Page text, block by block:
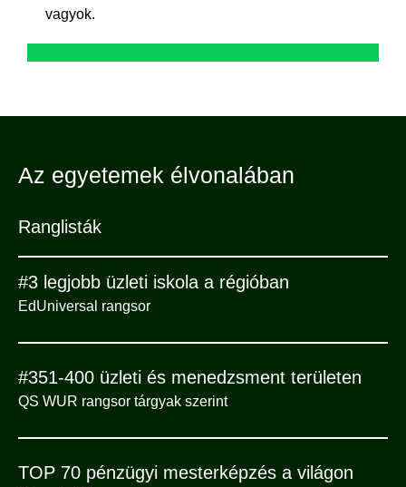
vagyok.
Az egyetemek élvonalában
Ranglisták
#3 legjobb üzleti iskola a régióban
EdUniversal rangsor
#351-400 üzleti és menedzsment területen
QS WUR rangsor tárgyak szerint
TOP 70 pénzügyi mesterképzés a világon